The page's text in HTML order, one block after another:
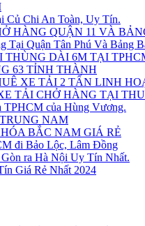
Củ Chi An Toàn, Uy Tín.
HÀNG QUẬN 11 VÀ
Tại Quận Tân Phú Và Bảng
THÙNG DÀI 6M TẠI
63 TỈNH THÀNH
XE TẢI 2 TẤN LINH
TẢI CHỞ HÀNG TẠI
TPHCM của Hùng Vương.
NAM
BẮC NAM GIÁ RẺ
đi Bảo Lộc, Lâm Đồng
ra Hà Nội Uy Tín Nhất.
Giá Rẻ Nhất 2024